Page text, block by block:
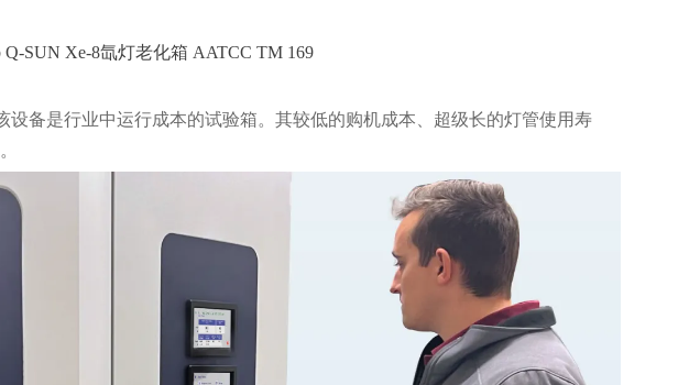
设备是行业中运行成本的试验箱。其较低的购机成本、超级长的灯管使用寿